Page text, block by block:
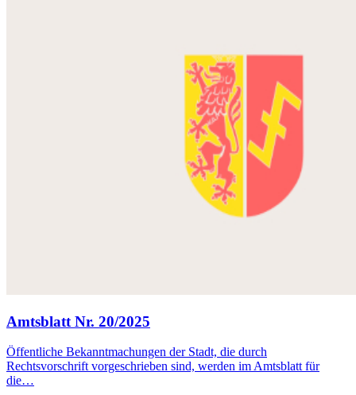
Amtsblatt Nr. 20/2025
Öffentliche Bekanntmachungen der Stadt, die durch
Rechtsvorschrift vorgeschrieben sind, werden im Amtsblatt für
die…